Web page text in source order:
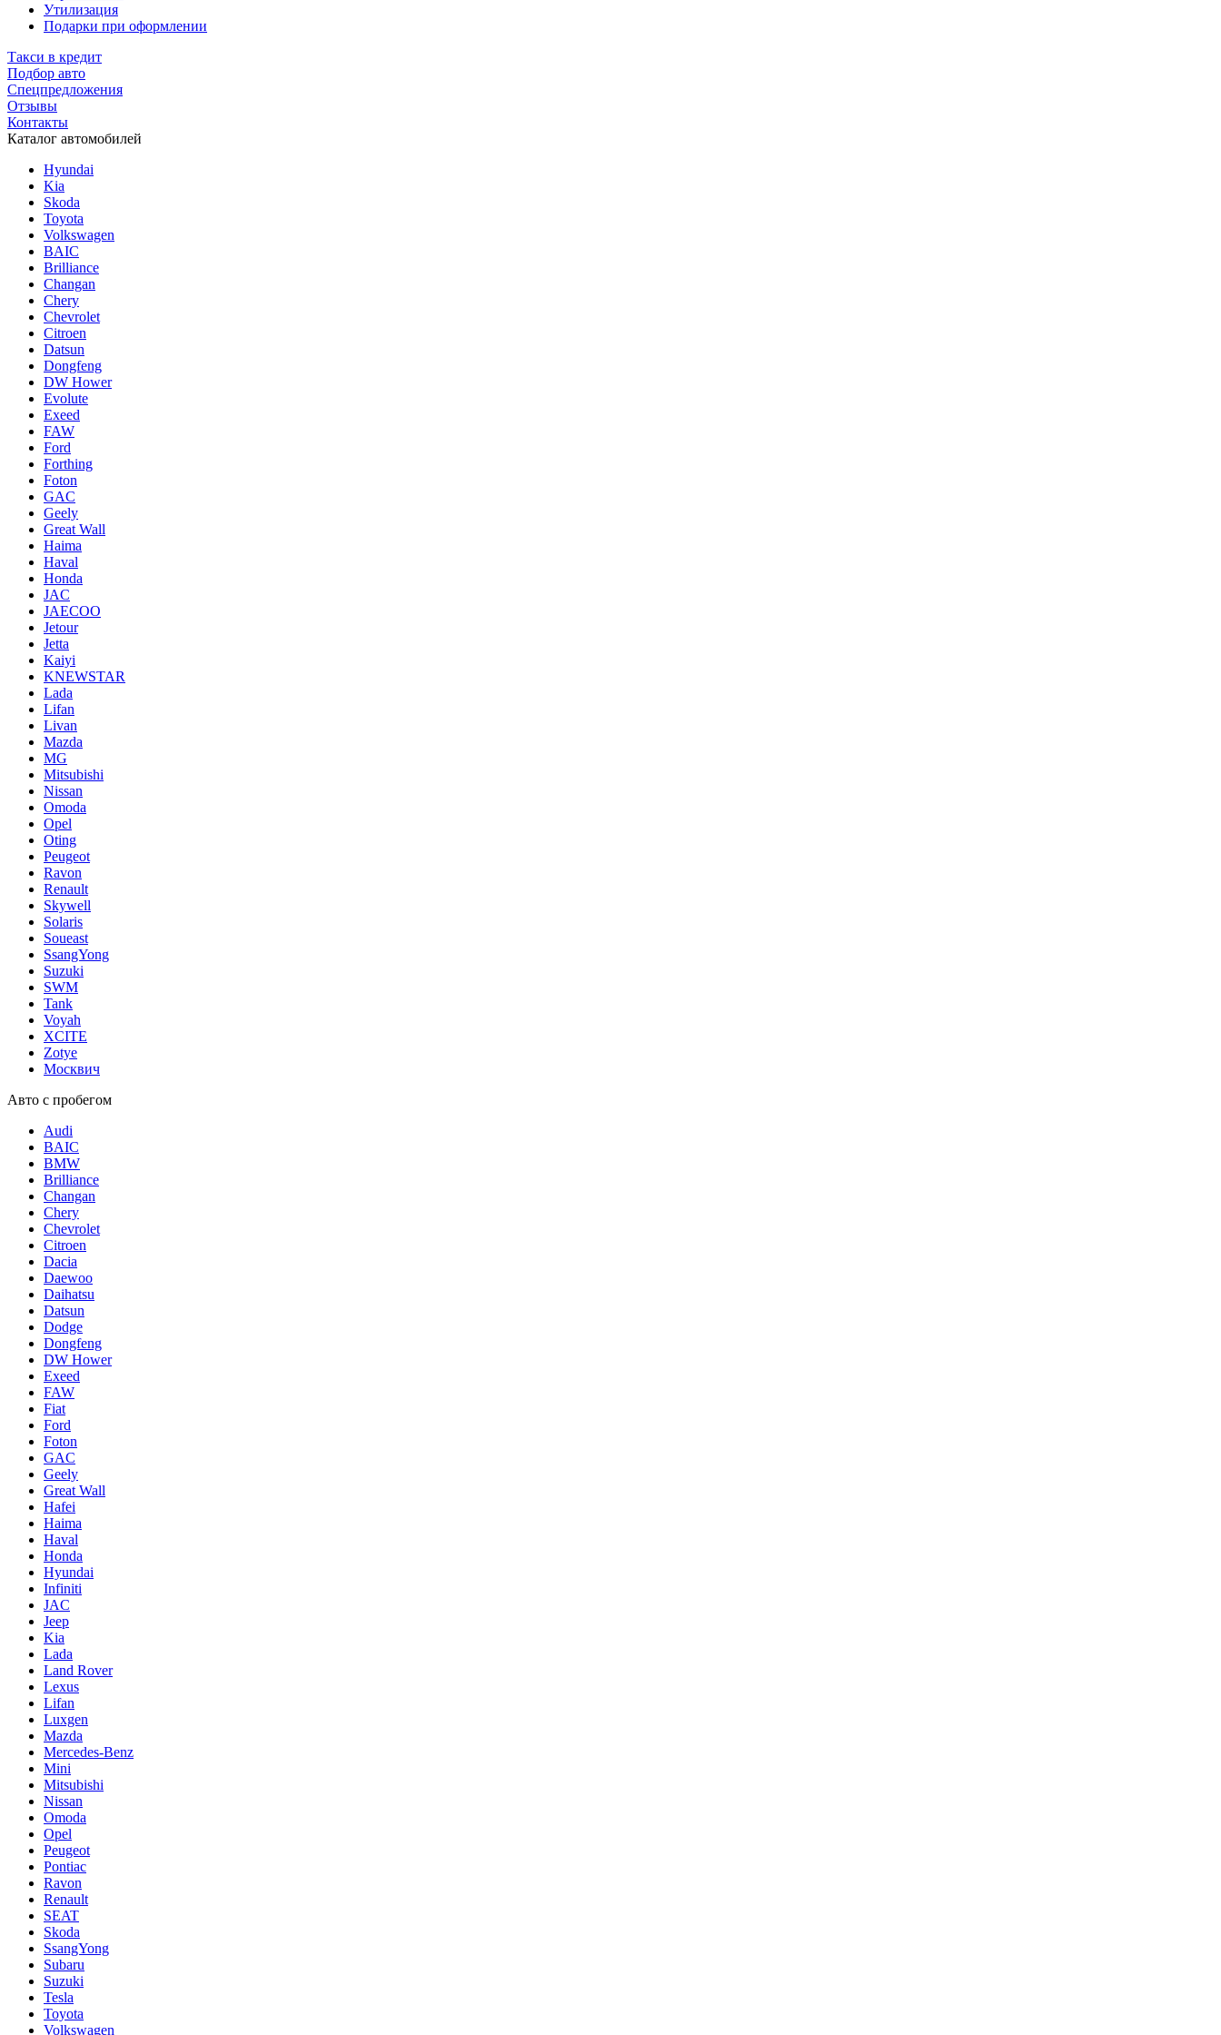
Утилизация
Подарки при оформлении
Такси в кредит
Подбор авто
Спецпредложения
Отзывы
Контакты
Каталог автомобилей
Hyundai
Kia
Skoda
Toyota
Volkswagen
BAIC
Brilliance
Changan
Chery
Chevrolet
Citroen
Datsun
Dongfeng
DW Hower
Evolute
Exeed
FAW
Ford
Forthing
Foton
GAC
Geely
Great Wall
Haima
Haval
Honda
JAC
JAECOO
Jetour
Jetta
Kaiyi
KNEWSTAR
Lada
Lifan
Livan
Mazda
MG
Mitsubishi
Nissan
Omoda
Opel
Oting
Peugeot
Ravon
Renault
Skywell
Solaris
Soueast
SsangYong
Suzuki
SWM
Tank
Voyah
XCITE
Zotye
Москвич
Авто с пробегом
Audi
BAIC
BMW
Brilliance
Changan
Chery
Chevrolet
Citroen
Dacia
Daewoo
Daihatsu
Datsun
Dodge
Dongfeng
DW Hower
Exeed
FAW
Fiat
Ford
Foton
GAC
Geely
Great Wall
Hafei
Haima
Haval
Honda
Hyundai
Infiniti
JAC
Jeep
Kia
Lada
Land Rover
Lexus
Lifan
Luxgen
Mazda
Mercedes-Benz
Mini
Mitsubishi
Nissan
Omoda
Opel
Peugeot
Pontiac
Ravon
Renault
SEAT
Skoda
SsangYong
Subaru
Suzuki
Tesla
Toyota
Volkswagen